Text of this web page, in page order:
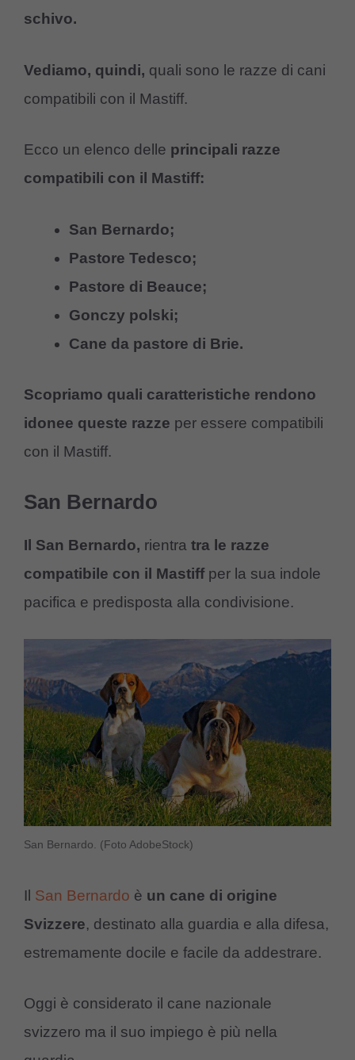
schivo.
Vediamo, quindi, quali sono le razze di cani
compatibili con il Mastiff.
Ecco un elenco delle principali razze
compatibili con il Mastiff:
San Bernardo;
Pastore Tedesco;
Pastore di Beauce;
Gonczy polski;
Cane da pastore di Brie.
Scopriamo quali caratteristiche rendono
idonee queste razze per essere compatibili
con il Mastiff.
San Bernardo
Il San Bernardo, rientra tra le razze
compatibile con il Mastiff per la sua indole
pacifica e predisposta alla condivisione.
San Bernardo. (Foto AdobeStock)
Il San Bernardo è un cane di origine
Svizzere, destinato alla guardia e alla difesa,
estremamente docile e facile da addestrare.
Oggi è considerato il cane nazionale
svizzero ma il suo impiego è più nella